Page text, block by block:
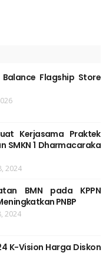
Flagship Store
Kerjasama Praktek
SMKN 1 Dharmacaraka
2024
BMN pada KPPN
PNBP
2024
K-Vision Harga Diskon